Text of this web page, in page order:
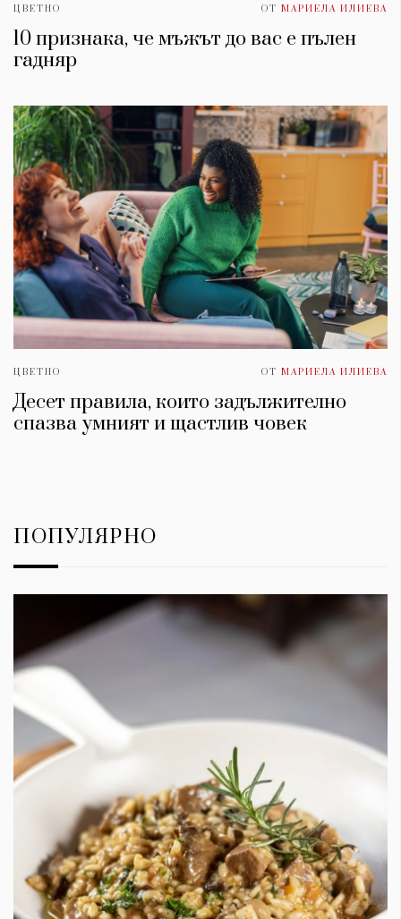
ЦВЕТНО ОТ МАРИЕЛА ИЛИЕВА
10 признака, че мъжът до вас е пълен
гадняр
ЦВЕТНО ОТ МАРИЕЛА ИЛИЕВА
Десет правила, които задължително
спазва умният и щастлив човек
ПОПУЛЯРНО